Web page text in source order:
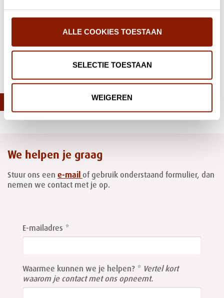
ALLE COOKIES TOESTAAN
SELECTIE TOESTAAN
WEIGEREN
We helpen je graag
Stuur ons een e-mail of gebruik onderstaand formulier, dan
nemen we contact met je op.
this
field
E-mailadres
Waarmee kunnen we je helpen?
Vertel kort
waarom je contact met ons opneemt.